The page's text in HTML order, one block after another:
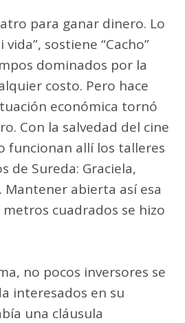
para ganar dinero. Lo
sostiene “Cacho”
dominados por la
costo. Pero hace
económica tornó
Con la salvedad del cine
funcionan allí los talleres
de Sureda: Graciela,
Mantener abierta así esa
cuadrados se hizo
no pocos inversores se
interesados en su
una cláusula